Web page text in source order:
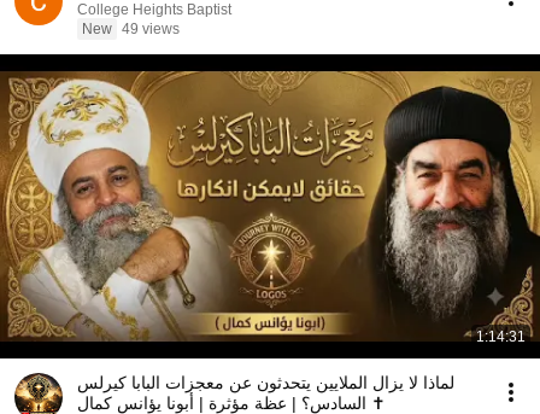
College Heights Baptist
New 49 views
1:14:31
لماذا لا يزال الملايين يتحدثون عن معجزات البابا كيرلس
السادس؟ | عظة مؤثرة | أبونا يؤانس كمال ✝️